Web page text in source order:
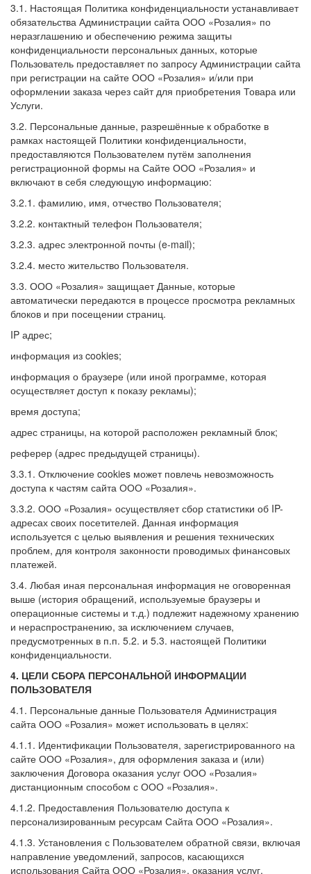
3.1. Настоящая Политика конфиденциальности устанавливает
обязательства Администрации сайта ООО «Розалия» по
неразглашению и обеспечению режима защиты
конфиденциальности персональных данных, которые
Пользователь предоставляет по запросу Администрации сайта
при регистрации на сайте ООО «Розалия» и/или при
оформлении заказа через сайт для приобретения Товара или
Услуги.
3.2. Персональные данные, разрешённые к обработке в
рамках настоящей Политики конфиденциальности,
предоставляются Пользователем путём заполнения
регистрационной формы на Сайте ООО «Розалия» и
включают в себя следующую информацию:
3.2.1. фамилию, имя, отчество Пользователя;
3.2.2. контактный телефон Пользователя;
3.2.3. адрес электронной почты (e-mail);
3.2.4. место жительство Пользователя.
3.3. ООО «Розалия» защищает Данные, которые
автоматически передаются в процессе просмотра рекламных
блоков и при посещении страниц.
IP адрес;
информация из cookies;
информация о браузере (или иной программе, которая
осуществляет доступ к показу рекламы);
время доступа;
адрес страницы, на которой расположен рекламный блок;
реферер (адрес предыдущей страницы).
3.3.1. Отключение cookies может повлечь невозможность
доступа к частям сайта ООО «Розалия».
3.3.2. ООО «Розалия» осуществляет сбор статистики об IP-
адресах своих посетителей. Данная информация
используется с целью выявления и решения технических
проблем, для контроля законности проводимых финансовых
платежей.
3.4. Любая иная персональная информация не оговоренная
выше (история обращений, используемые браузеры и
операционные системы и т.д.) подлежит надежному хранению
и нераспространению, за исключением случаев,
предусмотренных в п.п. 5.2. и 5.3. настоящей Политики
конфиденциальности.
4. ЦЕЛИ СБОРА ПЕРСОНАЛЬНОЙ ИНФОРМАЦИИ
ПОЛЬЗОВАТЕЛЯ
4.1. Персональные данные Пользователя Администрация
сайта ООО «Розалия» может использовать в целях:
4.1.1. Идентификации Пользователя, зарегистрированного на
сайте ООО «Розалия», для оформления заказа и (или)
заключения Договора оказания услуг ООО «Розалия»
дистанционным способом с ООО «Розалия».
4.1.2. Предоставления Пользователю доступа к
персонализированным ресурсам Сайта ООО «Розалия».
4.1.3. Установления с Пользователем обратной связи, включая
направление уведомлений, запросов, касающихся
использования Сайта ООО «Розалия», оказания услуг,